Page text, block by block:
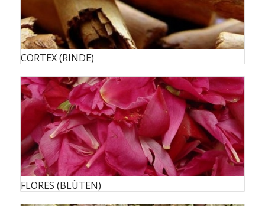
CORTEX (RINDE)
FLORES (BLÜTEN)